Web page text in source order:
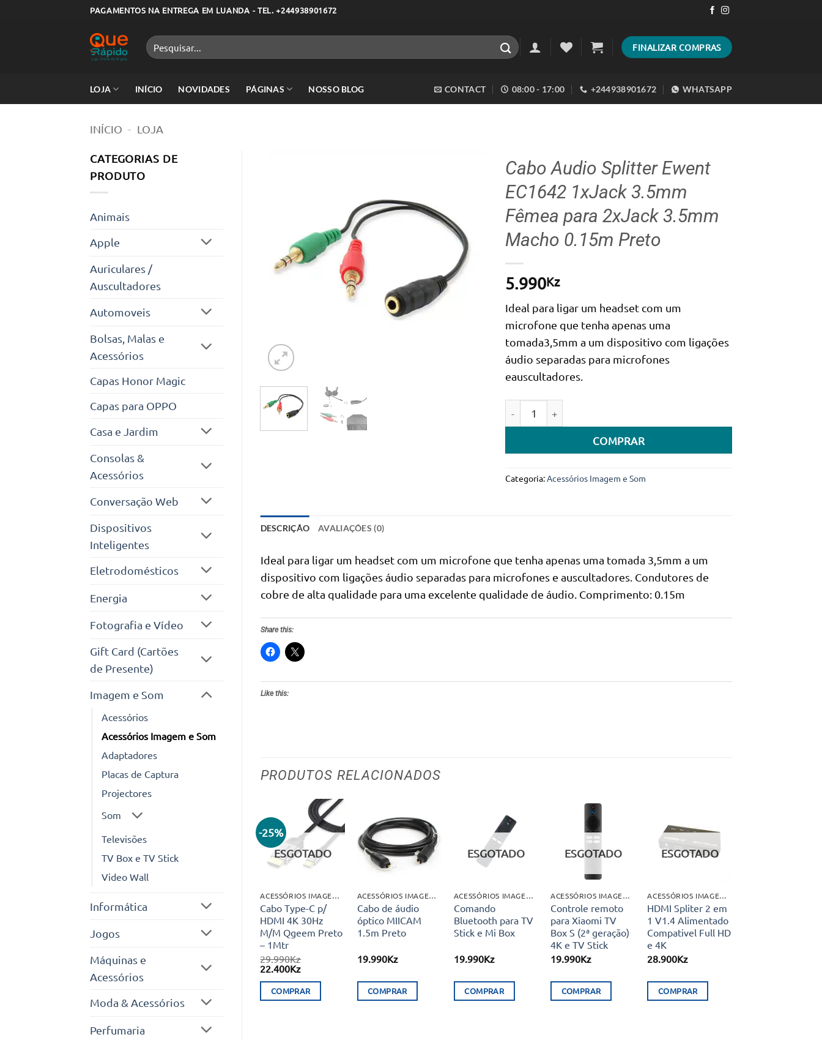
PAGAMENTOS NA ENTREGA EM LUANDA - TEL. +244938901672
Pesquisar
por:
FINALIZAR COMPRAS
LOJA INÍCIO NOVIDADES PÁGINAS NOSSO BLOG CONTACT 08:00 - 17:00 +244938901672 WHATSAPP
INÍCIO - LOJA
CATEGORIAS DE
PRODUTO
Animais
Apple
Auriculares /
Auscultadores
Automoveis
Bolsas, Malas e
Acessórios
Capas Honor Magic
Capas para OPPO
Casa e Jardim
Consolas &
Acessórios
Conversação Web
Dispositivos
Inteligentes
Eletrodomésticos
Energia
Fotografia e Vídeo
Gift Card (Cartões
de Presente)
Imagem e Som
Acessórios
Acessórios Imagem e Som
Adaptadores
Placas de Captura
Projectores
Som
Televisões
TV Box e TV Stick
Video Wall
Informática
Jogos
Máquinas e
Acessórios
Moda & Acessórios
Perfumaria
aos meus
desejos
Cabo Audio Splitter Ewent
EC1642 1xJack 3.5mm
Fêmea para 2xJack 3.5mm
Macho 0.15m Preto
5.990Kz
Ideal para ligar um headset com um
microfone que tenha apenas uma
tomada3,5mm a um dispositivo com ligações
áudio separadas para microfones
eauscultadores.
COMPRAR
Categoria:Acessórios Imagem e Som
DESCRIÇÃO AVALIAÇÕES (0)
Ideal para ligar um headset com um microfone que tenha apenas uma tomada 3,5mm a um
dispositivo com ligações áudio separadas para microfones e auscultadores. Condutores de
cobre de alta qualidade para uma excelente qualidade de áudio. Comprimento: 0.15m
Share this:
Like this:
PRODUTOS RELACIONADOS
-25%
Adicionar
aos meus
desejos
ESGOTADO
ACESSÓRIOS IMAGEM E SOM
Cabo Type-C p/
HDMI 4K 30Hz
M/M Qgeem Preto
– 1Mtr
29.990Kz
O
original
era:
22.400KzO
atual
é:
COMPRAR
Adicionar
aos meus
desejos
ACESSÓRIOS IMAGEM E SOM
Cabo de áudio
óptico MIICAM
1.5m Preto
19.990Kz
COMPRAR
Adicionar
aos meus
desejos
ESGOTADO
ACESSÓRIOS IMAGEM E SOM
Comando
Bluetooth para TV
Stick e Mi Box
19.990Kz
COMPRAR
Adicionar
aos meus
desejos
ESGOTADO
ACESSÓRIOS IMAGEM E SOM
Controle remoto
para Xiaomi TV
Box S (2ª geração)
4K e TV Stick
19.990Kz
COMPRAR
Adicionar
aos meus
desejos
ESGOTADO
ACESSÓRIOS IMAGEM E SOM
HDMI Spliter 2 em
1 V1.4 Alimentado
Compativel Full HD
e 4K
28.900Kz
COMPRAR